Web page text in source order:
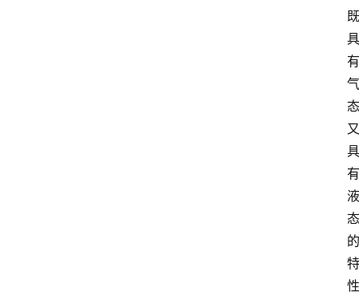
既
具
有
气
态
又
具
有
液
态
的
特
性